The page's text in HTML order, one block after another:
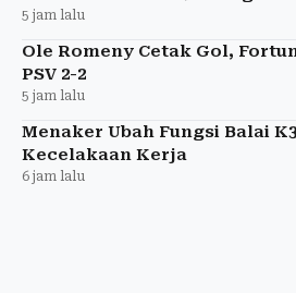
5 jam lalu
Ole Romeny Cetak Gol,
PSV 2-2
5 jam lalu
Menaker Ubah Fungsi Balai
Kecelakaan Kerja
6 jam lalu